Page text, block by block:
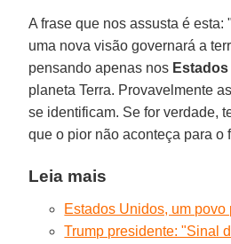
A frase que nos assusta é esta:
uma nova visão governará a
pensando apenas nos
planeta Terra. Provavelmente
se identificam. Se for verdade,
que o pior não aconteça para o
Leia mais
Estados Unidos, um povo
Trump presidente: "Sinal